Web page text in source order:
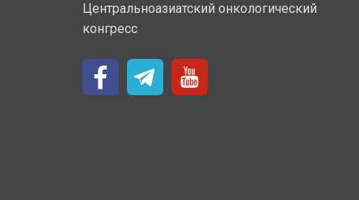
Центральноазиатский онкологический
конгресс